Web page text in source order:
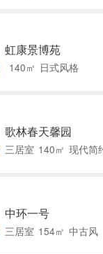
锦绿新城
三居室 130㎡ 现代简约
60㎡ 混搭风格
㎡ 法式风